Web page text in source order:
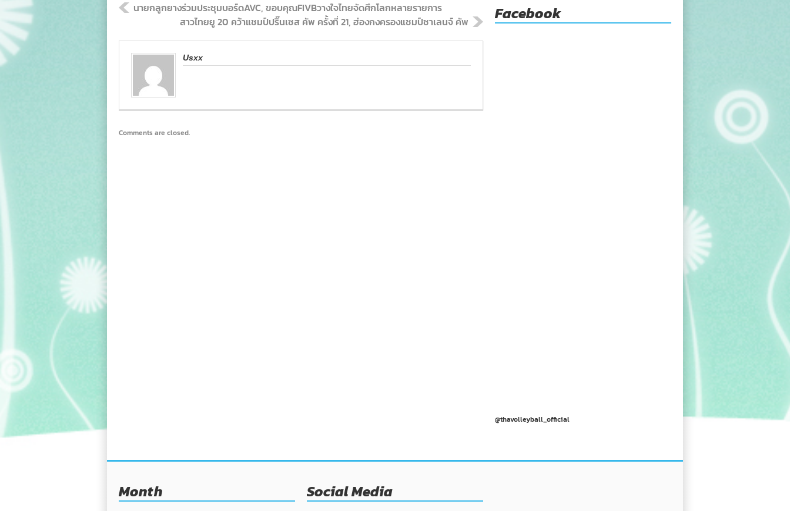
นายกลูกยางร่วมประชุมบอร์ดAVC, ขอบคุณFIVBวางใจไทยจัดศึกโลกหลายรายการ
สาวไทยยู 20 คว้าแชมป์ปริ๊นเซส คัพ ครั้งที่ 21, ฮ่องกงครองแชมป์ชาเลนจ์ คัพ
Usxx
Comments are closed.
Facebook
@thavolleyball_official
Month Social Media